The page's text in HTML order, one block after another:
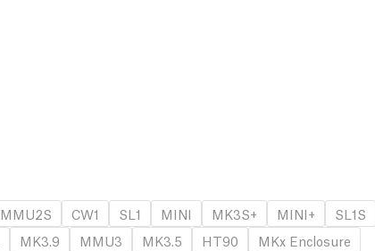
MMU2S CW1 SL1 MINI MK3S+ MINI+
SL1S
MK3.9 MMU3 MK3.5 HT90
MKx Enclosure